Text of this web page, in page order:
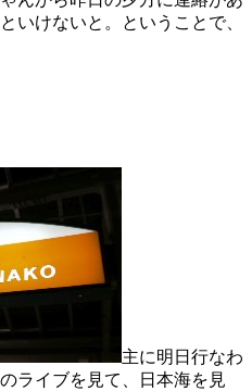
いけないと。ということで、
主に明日行なわ
ライブを見て、日本海を見